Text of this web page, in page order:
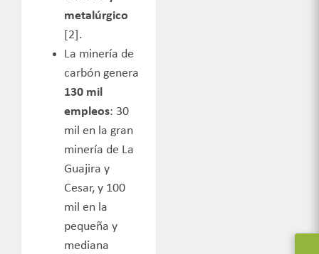
metalúrgico
[2].
La minería de
carbón genera
130 mil
empleos: 30
mil en la gran
minería de La
Guajira y
Cesar, y 100
mil en la
pequeña y
mediana